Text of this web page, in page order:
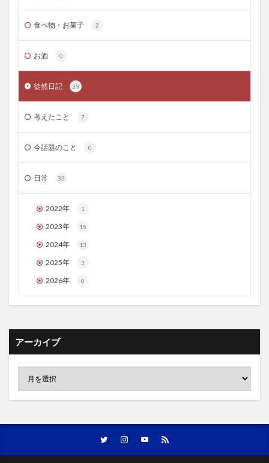
食べ物・お菓子 2
お酒 0
徒然日記 39
考えたこと 7
今話題のこと 0
日常 33
2022年 1
2023年 15
2024年 13
2025年 3
2026年 0
アーカイブ